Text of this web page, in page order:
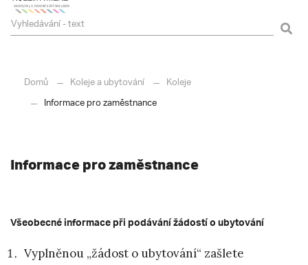
Domů Koleje a ubytování
Koleje
Informace pro zaměstnance
Informace pro zaměstnance
Všeobecné informace při podávání žádostí o ubytování
Vyplněnou „žádost o ubytování“ zašlete